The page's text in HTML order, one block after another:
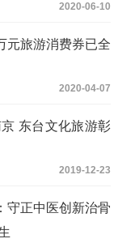
2020-06-10
元旅游消费券已全
2020-04-07
东台文化旅游彰
2019-12-23
守正中医创新治骨